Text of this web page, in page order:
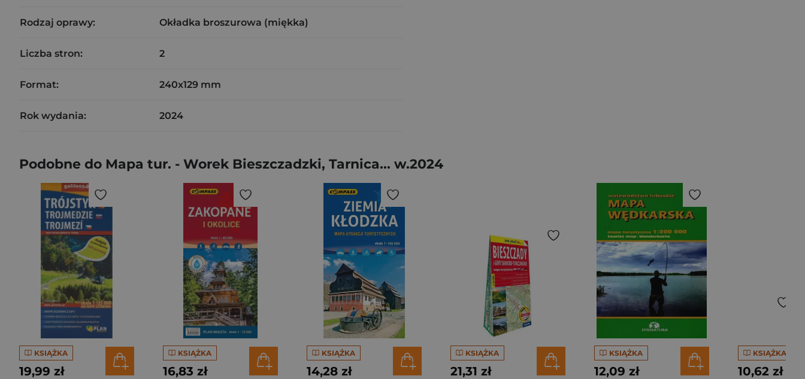
Rodzaj oprawy: Okładka broszurowa (miękka)
Liczba stron: 2
Format: 240x129 mm
Rok wydania: 2024
Podobne do Mapa tur. - Worek Bieszczadzki, Tarnica... w.2024
KSIĄŻKA
19,99 zł
KSIĄŻKA
16,83 zł
KSIĄŻKA
14,28 zł
KSIĄŻKA
21,31 zł
KSIĄŻKA
12,09 zł
KSIĄŻKA
10,62 zł